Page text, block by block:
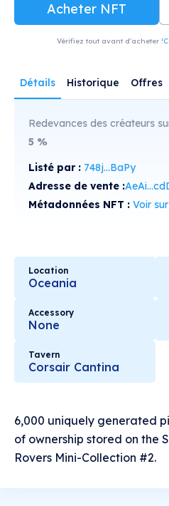
Acheter NFT
Vérifiez tout avant d'acheter !
Détails Historique Offres
Redevances des créateurs
5 %
Listé par : 748j...BaPy
Adresse de vente :
Métadonnées NFT : Voir
Location
Oceania
Accessory
None
Tavern
Corsair Cantina
6,000 uniquely generated
of ownership stored on the
Rovers Mini-Collection #2.